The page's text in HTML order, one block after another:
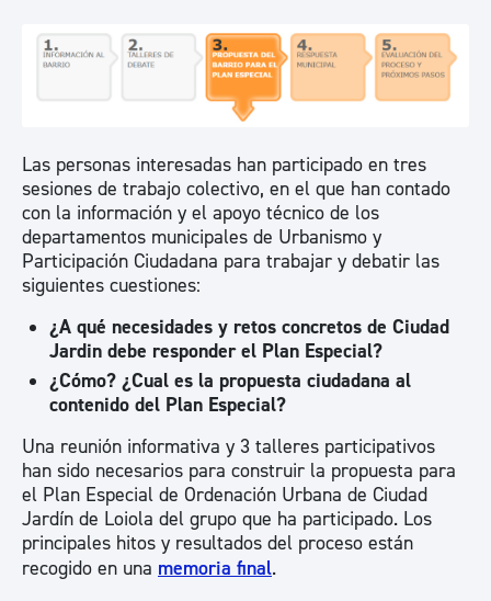
Las personas interesadas han participado en tres
sesiones de trabajo colectivo, en el que han contado
con la información y el apoyo técnico de los
departamentos municipales de Urbanismo y
Participación Ciudadana para trabajar y debatir las
siguientes cuestiones:
¿A qué necesidades y retos concretos de Ciudad
Jardin debe responder el Plan Especial?
¿Cómo? ¿Cual es la propuesta ciudadana al
contenido del Plan Especial?
Una reunión informativa y 3 talleres participativos
han sido necesarios para construir la propuesta para
el Plan Especial de Ordenación Urbana de Ciudad
Jardín de Loiola del grupo que ha participado. Los
principales hitos y resultados del proceso están
recogido en una memoria final.